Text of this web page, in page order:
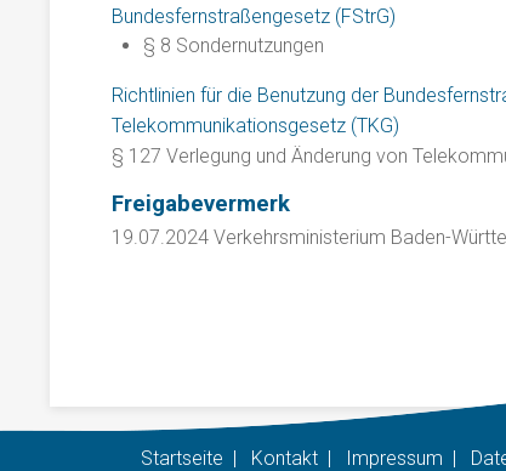
Bundesfernstraßengesetz (FStrG)
§ 8 Sondernutzungen
Richtlinien für die Benutzung der
Telekommunikationsgesetz (TKG)
§ 127 Verlegung und Änderung von
Freigabevermerk
19.07.2024 Verkehrsministerium Baden-
Startseite | Kontakt | Impressum |